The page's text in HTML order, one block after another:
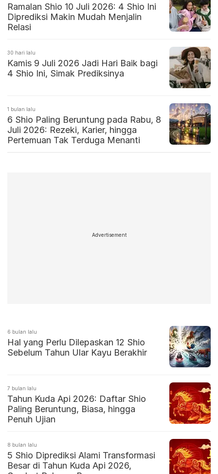
Ramalan Shio 10 Juli 2026: 4 Shio Ini
Diprediksi Makin Mudah Menjalin
Relasi
30 hari lalu
Kamis 9 Juli 2026 Jadi Hari Baik bagi
4 Shio Ini, Simak Prediksinya
1 bulan lalu
6 Shio Paling Beruntung pada Rabu, 8
Juli 2026: Rezeki, Karier, hingga
Pertemuan Tak Terduga Menanti
Advertisement
6 bulan lalu
Hal yang Perlu Dilepaskan 12 Shio
Sebelum Tahun Ular Kayu Berakhir
7 bulan lalu
Tahun Kuda Api 2026: Daftar Shio
Paling Beruntung, Biasa, hingga
Penuh Ujian
8 bulan lalu
5 Shio Diprediksi Alami Transformasi
Besar di Tahun Kuda Api 2026,